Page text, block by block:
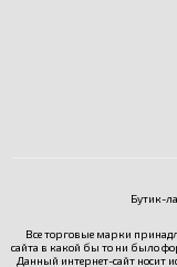
Бутик-
Все торговые марки
сайта в какой бы то ни было
Данный интернет-сайт носит